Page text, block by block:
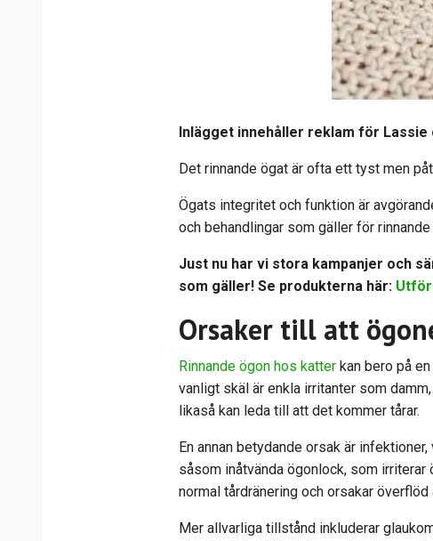
Inlägget innehåller reklam för
Det rinnande ögat är ofta ett tyst men
Ögats integritet och funktion är
och behandlingar som gäller för
Just nu har vi stora kampanjer och
som gäller! Se produkterna här:
Orsaker till att
Rinnande ögon hos katter kan bero på
vanligt skäl är enkla irritanter som
likaså kan leda till att det kommer tårar.
En annan betydande orsak är
såsom inåtvända ögonlock, som
normal tårdränering och orsakar överflöd
Mer allvarliga tillstånd inkluderar